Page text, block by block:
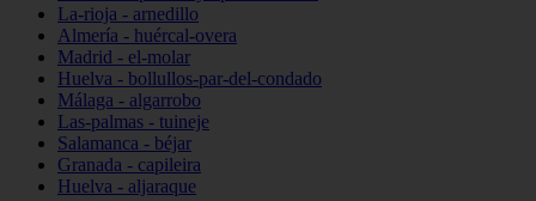
La-rioja - arnedillo
Almería - huércal-overa
Madrid - el-molar
Huelva - bollullos-par-del-condado
Málaga - algarrobo
Las-palmas - tuineje
Salamanca - béjar
Granada - capileira
Huelva - aljaraque